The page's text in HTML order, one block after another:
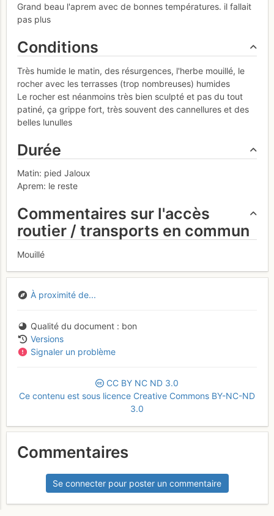
Grand beau l'aprem avec de bonnes températures. il fallait
pas plus
Conditions
Très humide le matin, des résurgences, l'herbe mouillé, le
rocher avec les terrasses (trop nombreuses) humides
Le rocher est néanmoins très bien sculpté et pas du tout
patiné, ça grippe fort, très souvent des cannellures et des
belles lunulles
Durée
Matin: pied Jaloux
Aprem: le reste
Commentaires sur l'accès
routier / transports en commun
Mouillé
À proximité de...
Qualité du document
bon
Versions
Signaler un problème
CC BY NC ND 3.0
Ce contenu est sous licence Creative Commons BY-NC-ND
3.0
Commentaires
Se connecter pour poster un commentaire